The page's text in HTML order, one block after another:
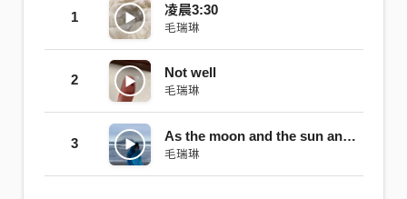
1 凌晨3:30
毛瑞琳
2 Not well
毛瑞琳
3 As the moon and the sun and the rain
毛瑞琳